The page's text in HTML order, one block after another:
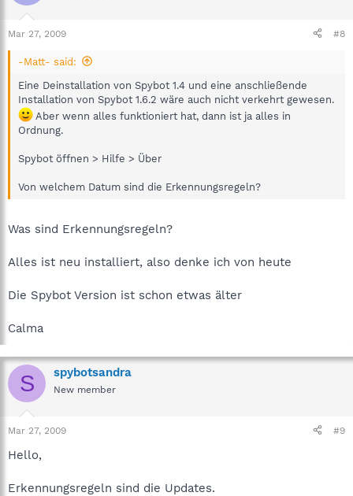
Mar 27, 2009 #8
-Matt- said:
Eine Deinstallation von Spybot 1.4 und eine anschließende
Installation von Spybot 1.6.2 wäre auch nicht verkehrt gewesen.
Aber wenn alles funktioniert hat, dann ist ja alles in
Ordnung.
Spybot öffnen > Hilfe > Über
Von welchem Datum sind die Erkennungsregeln?
Was sind Erkennungsregeln?
Alles ist neu installiert, also denke ich von heute
Die Spybot Version ist schon etwas älter
Calma
S spybotsandra
New member
Mar 27, 2009 #9
Hello,
Erkennungsregeln sind die Updates.